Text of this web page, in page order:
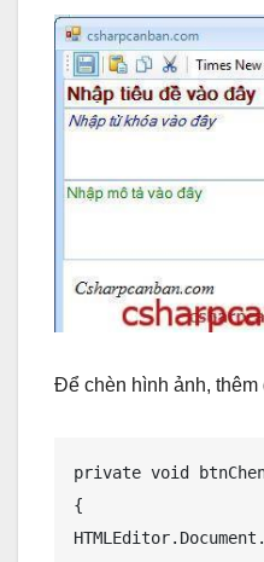
Để chèn hình ảnh, thêm
private void
{